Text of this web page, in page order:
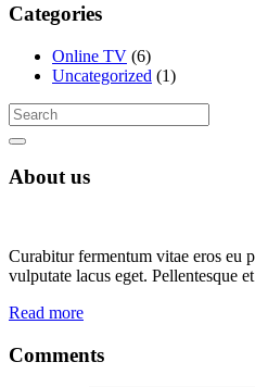
Categories
Online TV (6)
Uncategorized (1)
About us
Curabitur fermentum vitae eros eu
vulputate lacus eget. Pellentesque
Read more
Comments